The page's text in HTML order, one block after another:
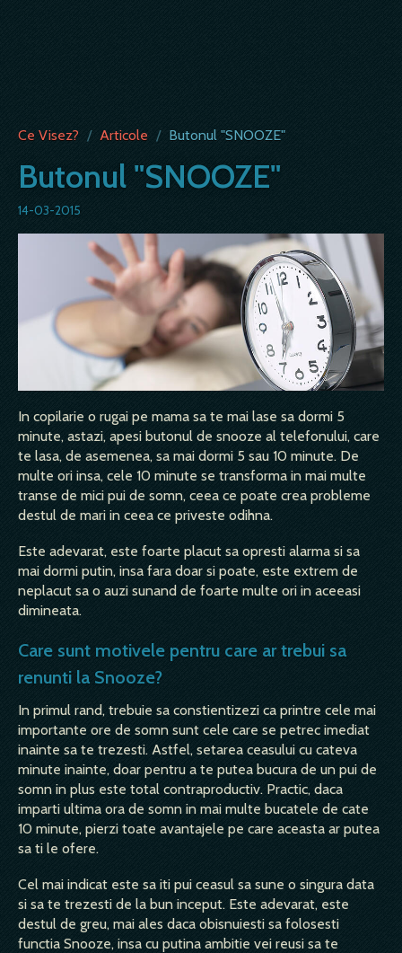
Ce Visez? / Articole / Butonul "SNOOZE"
Butonul "SNOOZE"
14-03-2015
In copilarie o rugai pe mama sa te mai lase sa dormi 5
minute, astazi, apesi butonul de snooze al telefonului, care
te lasa, de asemenea, sa mai dormi 5 sau 10 minute. De
multe ori insa, cele 10 minute se transforma in mai multe
transe de mici pui de somn, ceea ce poate crea probleme
destul de mari in ceea ce priveste odihna.
Este adevarat, este foarte placut sa opresti alarma si sa
mai dormi putin, insa fara doar si poate, este extrem de
neplacut sa o auzi sunand de foarte multe ori in aceeasi
dimineata.
Care sunt motivele pentru care ar trebui sa
renunti la Snooze?
In primul rand, trebuie sa constientizezi ca printre cele mai
importante ore de somn sunt cele care se petrec imediat
inainte sa te trezesti. Astfel, setarea ceasului cu cateva
minute inainte, doar pentru a te putea bucura de un pui de
somn in plus este total contraproductiv. Practic, daca
imparti ultima ora de somn in mai multe bucatele de cate
10 minute, pierzi toate avantajele pe care aceasta ar putea
sa ti le ofere.
Cel mai indicat este sa iti pui ceasul sa sune o singura data
si sa te trezesti de la bun inceput. Este adevarat, este
destul de greu, mai ales daca obisnuiesti sa folosesti
functia Snooze, insa cu putina ambitie vei reusi sa te